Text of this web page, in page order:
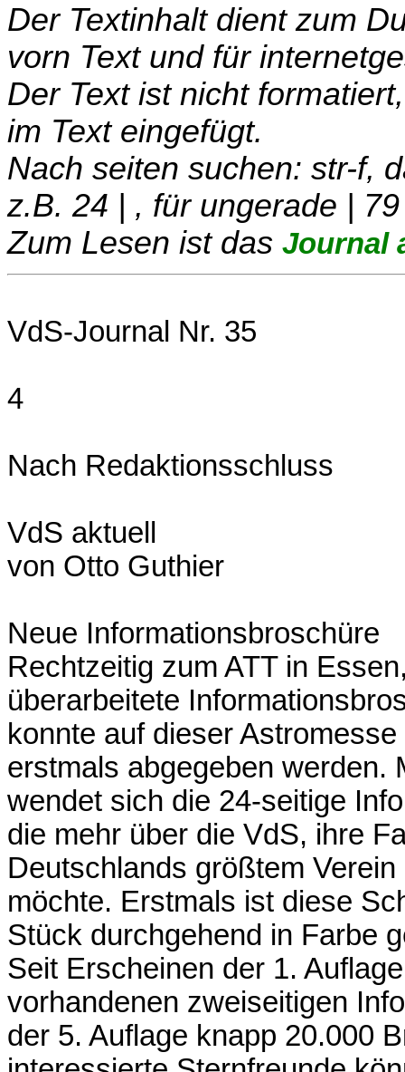
Der Textinhalt dient zum
vorn Text und für
Der Text ist nicht
im Text eingefügt.
Nach seiten suchen: str-f,
z.B. 24 | , für ungerade | 79
Zum Lesen ist das Journal
VdS-Journal Nr. 35
4
Nach Redaktionsschluss
VdS aktuell
von Otto Guthier
Neue Informationsbroschüre
Rechtzeitig zum ATT in
überarbeitete
konnte auf dieser
erstmals abgegeben werden.
wendet sich die 24-seitige
die mehr über die VdS, ihre
Deutschlands größtem
möchte. Erstmals ist diese
Stück durchgehend in Farbe
Seit Erscheinen der 1.
vorhandenen zweiseitigen
der 5. Auflage knapp 20.000